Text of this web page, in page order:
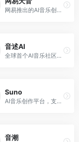
网易推出的AI音乐创作工具，支持作词、作曲与编曲。面向音乐爱好者和独立音乐人，提供歌词生成、旋律创作、编曲制作等服务，与网易云音乐生态深度整合。
音述AI
全球首个AI音乐社区平台，整合创作与分享功能。面向音乐创作者和爱好者，提供音乐创作、作品分享、社区交流等服务，社区氛围活跃。
Suno
AI音乐创作平台，支持通过文字描述生成完整歌曲，包含歌词、旋律和人声。面向音乐爱好者、内容创作者和独立音乐人，操作门槛低，创作速度快，支持多种音乐风格，为音乐创作带来全新可能。
音潮